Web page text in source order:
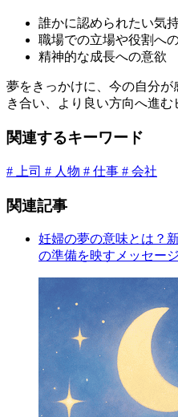
誰かに認められたい気
職場での立場や役割へ
精神的な成長への意欲
夢をきっかけに、今の自分
き合い、より良い方向へ進む
関連するキーワード
# 上司 # 人物 # 仕事 # 会社
関連記事
妊婦の夢の意味とは？
の準備を映すメッセージ